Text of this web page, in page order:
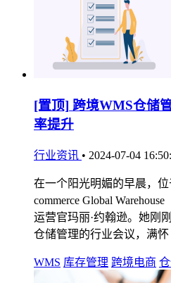
[置顶] 跨境WMS仓储
率提升
行业资讯 • 2024-07-04
在一个阳光明媚的早晨，
commerce Global
运营官玛丽·约翰逊。她刚
仓储管理的行业会议，满怀
WMS 库存管理 跨境电商